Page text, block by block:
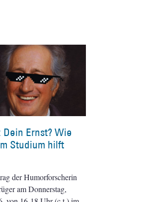
Ernst? Wie
Studium hilft
der Humorforscherin
am Donnerstag,